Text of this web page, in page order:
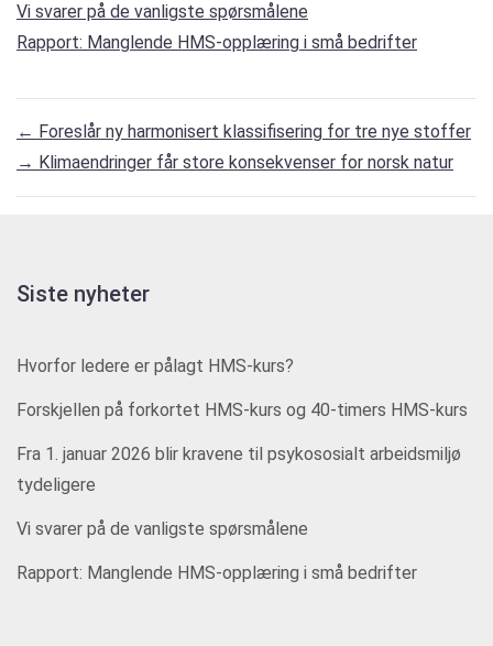
Vi svarer på de vanligste spørsmålene
Rapport: Manglende HMS-opplæring i små bedrifter
← Foreslår ny harmonisert klassifisering for tre nye stoffer
→ Klimaendringer får store konsekvenser for norsk natur
Siste nyheter
Hvorfor ledere er pålagt HMS-kurs?
Forskjellen på forkortet HMS-kurs og 40-timers HMS-kurs
Fra 1. januar 2026 blir kravene til psykososialt arbeidsmiljø
tydeligere
Vi svarer på de vanligste spørsmålene
Rapport: Manglende HMS-opplæring i små bedrifter